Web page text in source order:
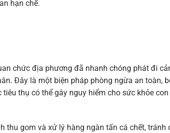
hạn chế.
chức địa phương đã nhanh chóng phát đi
Đây là một biện pháp phòng ngừa an toàn,
thụ có thể gây nguy hiểm cho sức khỏe con
thu gom và xử lý hàng ngàn tấn cá chết, tránh